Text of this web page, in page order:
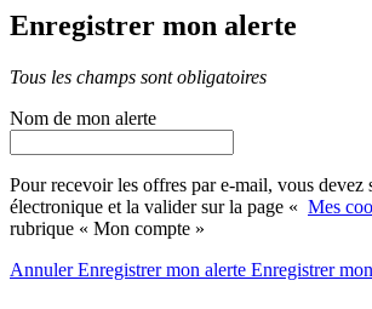
Enregistrer mon alerte
Tous les champs sont obligatoires
Nom de mon alerte
Pour recevoir les offres par e-mail, vous devez
électronique et la valider sur la page « Mes
rubrique « Mon compte »
AnnulerEnregistrer mon alerte Enregistrer